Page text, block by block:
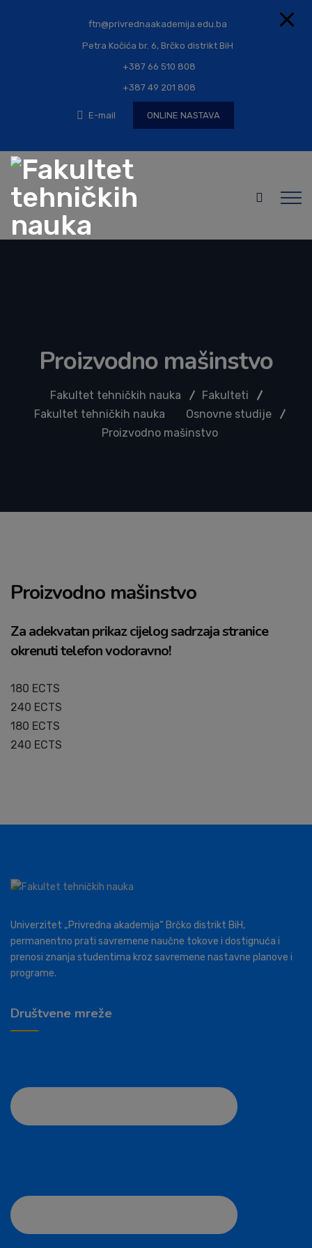
ftn@privrednaakademija.edu.ba
Petra Kočića br. 6, Brčko distrikt BiH
+387 66 510 808
+387 49 201 808
E-mail ONLINE NASTAVA
Proizvodno mašinstvo
Fakultet tehničkih nauka
Fakulteti
Fakultet tehničkih nauka
Osnovne studije
Proizvodno mašinstvo
Proizvodno mašinstvo
Za adekvatan prikaz cijelog sadrzaja stranice
okrenuti telefon vodoravno!​
180 ECTS
240 ECTS
180 ECTS
240 ECTS
Univerzitet „Privredna akademija“ Brčko distrikt BiH,
permanentno prati savremene naučne tokove i dostignuća i
prenosi znanja studentima kroz savremene nastavne planove i
programe.
Društvene mreže